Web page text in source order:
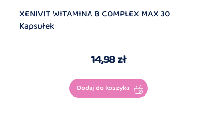
XENIVIT WITAMINA B COMPLEX MAX 30
Kapsułek
14,98 zł
Dodaj do koszyka